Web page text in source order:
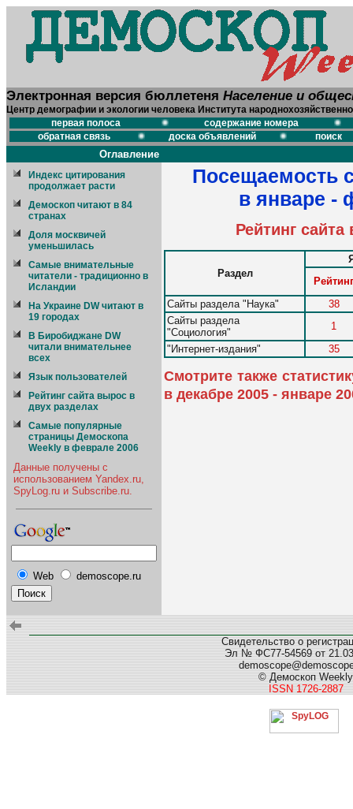
Электронная версия бюллетеня Население и
Центр демографии и экологии человека Института
первая полоса
содержание номера
обратная связь
доска объявлений поиск
Оглавление
Индекс цитирования
продолжает расти
Демоскоп читают в 84
странах
Доля москвичей
уменьшилась
Самые внимательные
читатели - традиционно в
Исландии
На Украине DW читают в
19 городах
В Биробиджане DW
читали внимательнее
всех
Язык пользователей
Рейтинг сайта вырос в
двух разделах
Самые популярные
страницы Демоскопа
Weekly в феврале 2006
Данные получены с
использованием Yandex.ru,
SpyLog.ru и Subscribe.ru.
Web demoscope.ru
Посещаемость
в январе -
Рейтинг
Раздел
Рейтинг
Сайты раздела "Наука"
38
Сайты раздела
"Социология"
1
"Интернет-издания"
35
Смотрите также
в декабре 2005 - январе
Свидетельство о
Эл № ФС77-54569 от
© Демоскоп Weekly
ISSN 1726-2887